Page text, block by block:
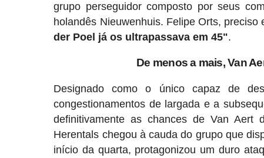
grupo perseguidor composto por seus
holandês Nieuwenhuis. Felipe Orts,
der Poel já os ultrapassava em 45".
De menos a mais, Van
Designado como o único capaz de
congestionamentos de largada e a
definitivamente as chances de Van Aert
Herentals chegou à cauda do grupo que
início da quarta, protagonizou um duro